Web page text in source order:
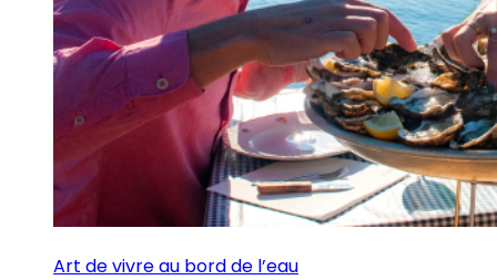
Art de vivre au bord de l’eau